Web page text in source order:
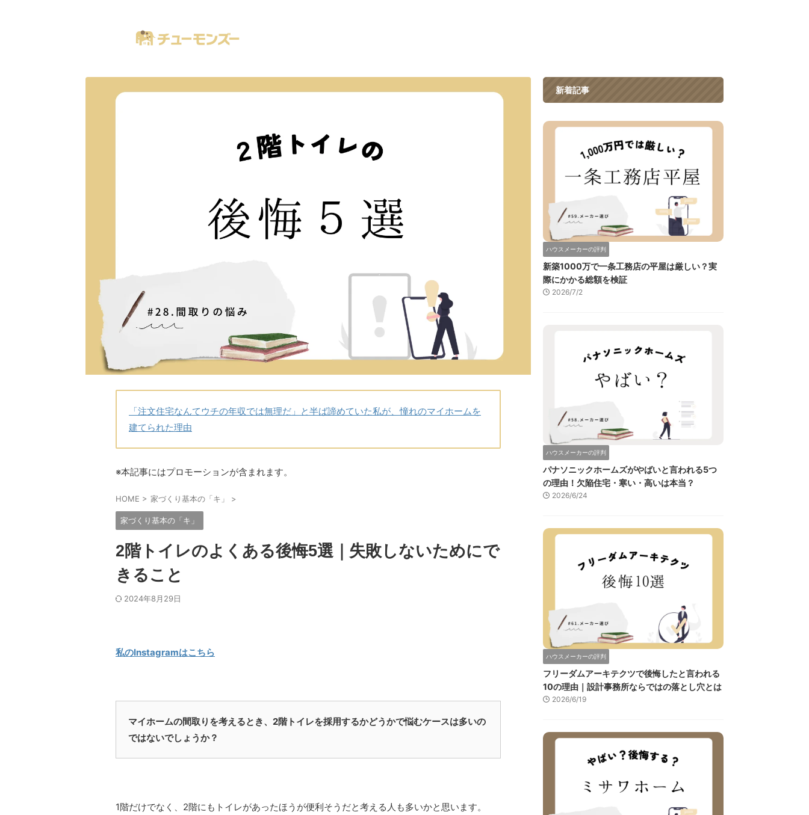
「注文住宅なんてウチの年収では無理だ」と半ば諦めていた私が、憧れのマイホームを
建てられた理由
※本記事にはプロモーションが含まれます。
HOME > 家づくり基本の「キ」 >
家づくり基本の「キ」
2階トイレのよくある後悔5選｜失敗しないためにで
きること
2024年8月29日
私のInstagramはこちら
マイホームの間取りを考えるとき、2階トイレを採用するかどうかで悩むケースは多いの
ではないでしょうか？
1階だけでなく、2階にもトイレがあったほうが便利そうだと考える人も多いかと思います。
新着記事
ハウスメーカーの評判
新築1000万で一条工務店の平屋は厳しい？実
際にかかる総額を検証
2026/7/2
ハウスメーカーの評判
パナソニックホームズがやばいと言われる5つ
の理由！欠陥住宅・寒い・高いは本当？
2026/6/24
ハウスメーカーの評判
フリーダムアーキテクツで後悔したと言われる
10の理由｜設計事務所ならではの落とし穴とは
2026/6/19